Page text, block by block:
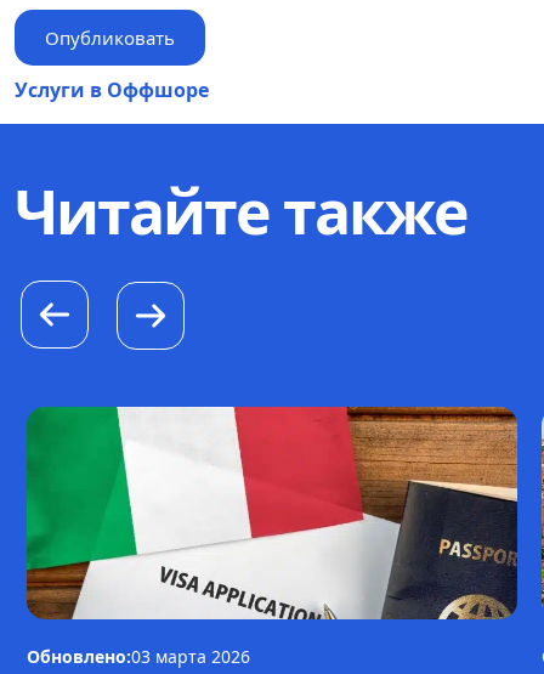
Услуги в Оффшоре
Читайте также
Обновлено:03 марта 2026